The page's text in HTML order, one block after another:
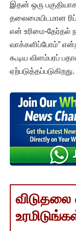
இதன் ஒரு
தலைமையிடமான
என் உரிமை-தேர்தல்
வாக்களிப்போம்”
கூடிய விளம்பரப்
ஏற்படுத்தப்படுகிறது.
விடுதலை